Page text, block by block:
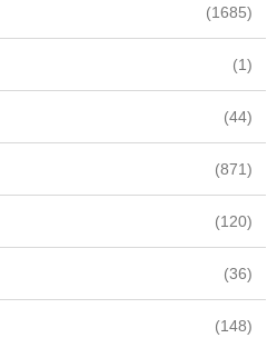
(1685)
(1)
(44)
(871)
(120)
(36)
(148)